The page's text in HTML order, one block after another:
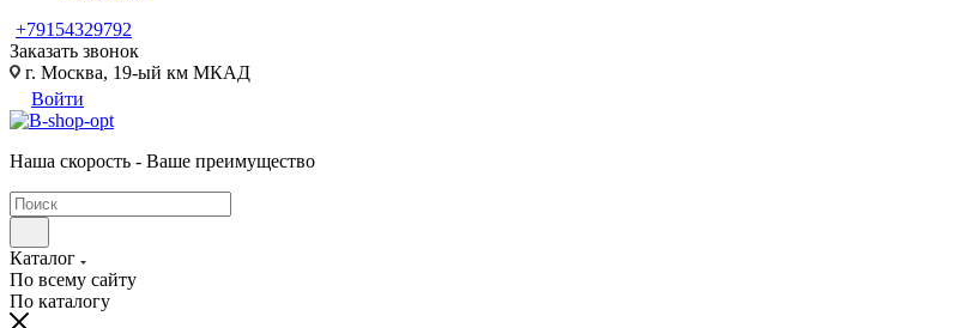
+79154329792
Заказать звонок
г. Москва, 19-ый км МКАД
Войти
Наша скорость - Ваше преимущество
Каталог
По всему сайту
По каталогу